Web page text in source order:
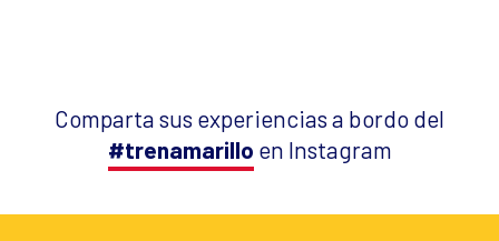
Comparta sus experiencias a bordo del
#trenamarillo en Instagram